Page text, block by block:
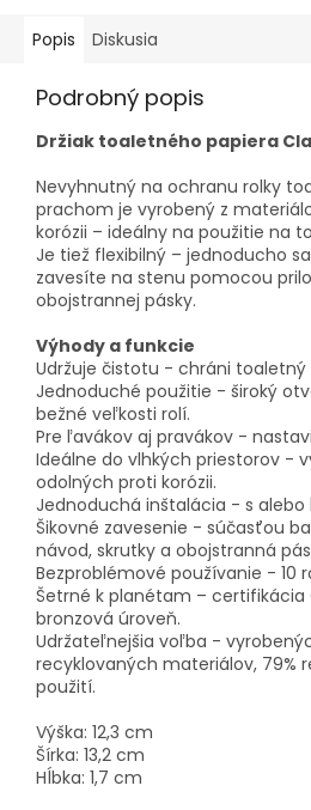
Popis Diskusia
Podrobný popis
Držiak toaletného papiera
Nevyhnutný na ochranu rolky
prachom je vyrobený z
korózii – ideálny na použitie na
Je tiež flexibilný – jednoducho
zavesíte na stenu pomocou
obojstrannej pásky.
Výhody a funkcie
Udržuje čistotu - chráni
Jednoduché použitie - široký
bežné veľkosti rolí.
Pre ľavákov aj pravákov -
Ideálne do vlhkých priestorov -
odolných proti korózii.
Jednoduchá inštalácia - s alebo
Šikovné zavesenie - súčasťou
návod, skrutky a obojstranná
Bezproblémové používanie - 10
Šetrné k planétam –
bronzová úroveň.
Udržateľnejšia voľba -
recyklovaných materiálov, 79%
použití.
Výška: 12,3 cm
Šírka: 13,2 cm
Hĺbka: 1,7 cm